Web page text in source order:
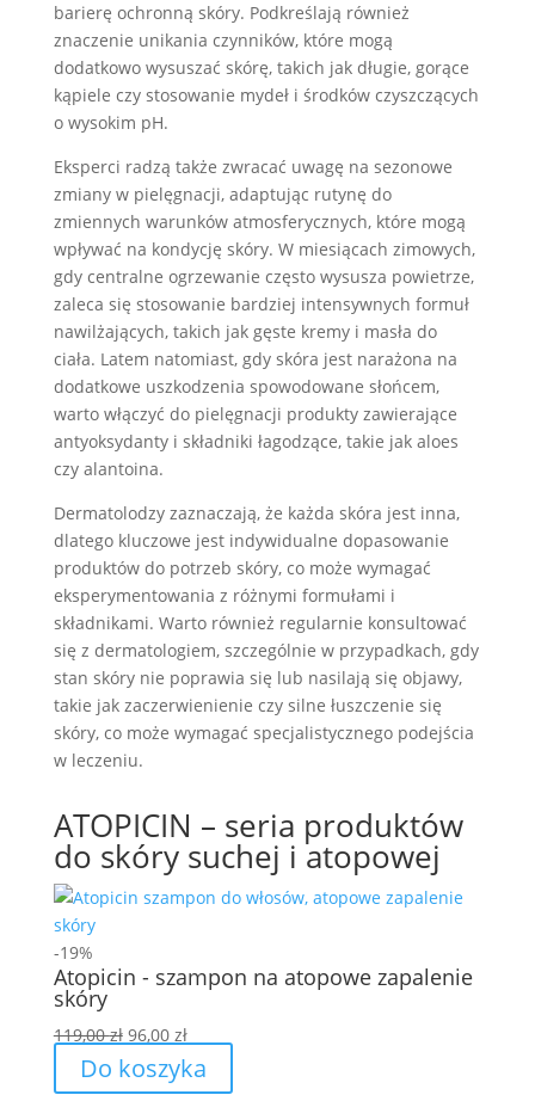
barierę ochronną skóry. Podkreślają również
znaczenie unikania czynników, które mogą
dodatkowo wysuszać skórę, takich jak długie, gorące
kąpiele czy stosowanie mydeł i środków czyszczących
o wysokim pH.
Eksperci radzą także zwracać uwagę na sezonowe
zmiany w pielęgnacji, adaptując rutynę do
zmiennych warunków atmosferycznych, które mogą
wpływać na kondycję skóry. W miesiącach zimowych,
gdy centralne ogrzewanie często wysusza powietrze,
zaleca się stosowanie bardziej intensywnych formuł
nawilżających, takich jak gęste kremy i masła do
ciała. Latem natomiast, gdy skóra jest narażona na
dodatkowe uszkodzenia spowodowane słońcem,
warto włączyć do pielęgnacji produkty zawierające
antyoksydanty i składniki łagodzące, takie jak aloes
czy alantoina.
Dermatolodzy zaznaczają, że każda skóra jest inna,
dlatego kluczowe jest indywidualne dopasowanie
produktów do potrzeb skóry, co może wymagać
eksperymentowania z różnymi formułami i
składnikami. Warto również regularnie konsultować
się z dermatologiem, szczególnie w przypadkach, gdy
stan skóry nie poprawia się lub nasilają się objawy,
takie jak zaczerwienienie czy silne łuszczenie się
skóry, co może wymagać specjalistycznego podejścia
w leczeniu.
ATOPICIN – seria produktów
do skóry suchej i atopowej
-19%
Atopicin - szampon na atopowe zapalenie
skóry
119,00zł Pierwotna
cena
wynosiła:
96,00 złAktualna
cena
wynosi:
Do koszyka